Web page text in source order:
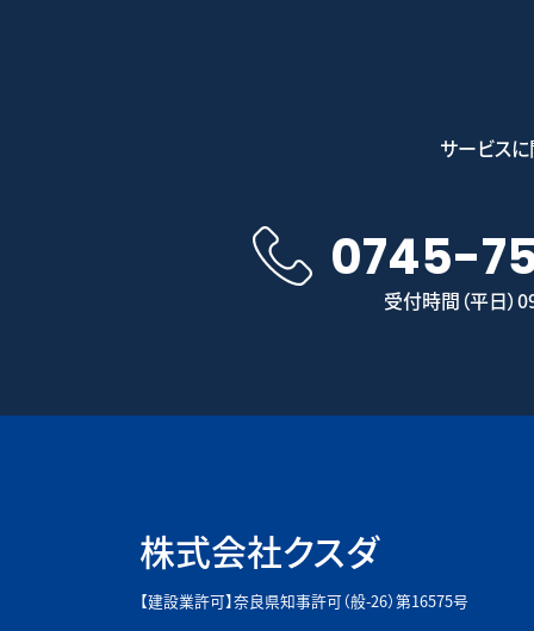
サービス
0745-
受付時間（平日
株式会社クスダ
【建設業許可】奈良県知事許可（般-26）第16575号